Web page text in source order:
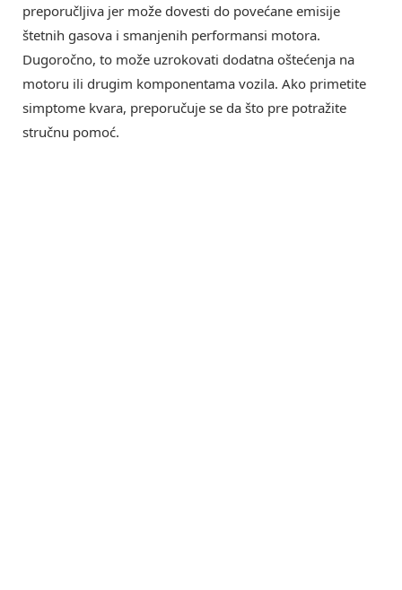
preporučljiva jer može dovesti do povećane emisije
štetnih gasova i smanjenih performansi motora.
Dugoročno, to može uzrokovati dodatna oštećenja na
motoru ili drugim komponentama vozila. Ako primetite
simptome kvara, preporučuje se da što pre potražite
stručnu pomoć.